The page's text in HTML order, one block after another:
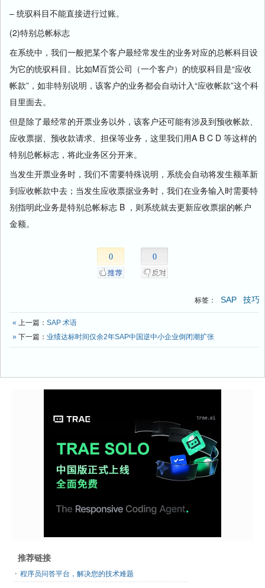
– 统驭科目不能直接进行过账。
(2)特别总帐标志
在系统中，我们一般把某个客户最经常发生的业务对应的总帐科目设
为它的统驭科目。比如M百货公司（一个客户）的统驭科目是“应收
帐款”，如非特别说明，该客户的业务都会自动计入“应收帐款”这个科
目里面去。
但是除了最经常的开票业务以外，该客户还可能有涉及到预收帐款、
应收票据、预收款请求、担保等业务，这里我们用A B C D 等这样的
特别总帐标志，将此业务区分开来。
当发生开票业务时，我们不需要特殊说明，系统会自动将发生额革新
到应收帐款中去；当发生应收票据业务时，我们在业务输入时需要特
别指明此业务是特别总帐标志 B ，则系统就去更新应收票据的帐户
金额。
0 0
标签： SAP 技巧
« 上一篇： SAP 术语
» 下一篇： 业绩达标时间仅余2年SAP中国逆中小企业倒闭潮扩张
推荐链接
程序员问答平台，解决您的技术难题